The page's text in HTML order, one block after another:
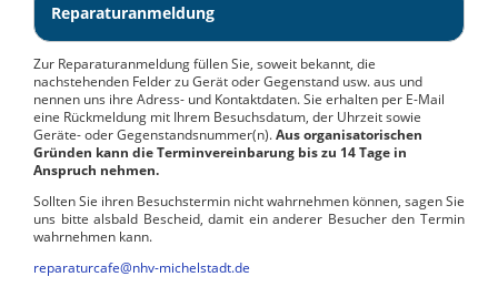
Reparaturanmeldung
Zur Reparaturanmeldung füllen Sie, soweit bekannt, die
nachstehenden Felder zu Gerät oder Gegenstand usw. aus und
nennen uns ihre Adress- und Kontaktdaten. Sie erhalten per E-Mail
eine Rückmeldung mit Ihrem Besuchsdatum, der Uhrzeit sowie
Geräte- oder Gegenstandsnummer(n).Aus organisatorischen
Gründen kann die Terminvereinbarung bis zu 14 Tage in
Anspruch nehmen.
Sollten Sie ihren Besuchstermin nicht wahrnehmen können, sagen Sie
uns bitte alsbald Bescheid, damit ein anderer Besucher den Termin
wahrnehmen kann.
reparaturcafe@nhv-michelstadt.de